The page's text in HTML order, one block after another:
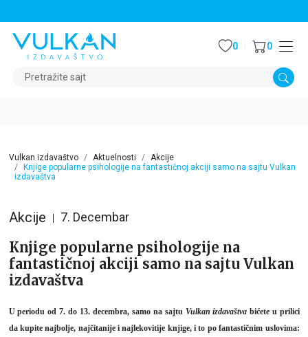
Pretražite sajt
0 0
Vulkan izdavaštvo Aktuelnosti
Akcije
Knjige popularne psihologije na fantastičnoj akciji samo na sajtu Vulkan
izdavaštva
Akcije 7. Decembar
Knjige popularne psihologije na
fantastičnoj akciji samo na sajtu Vulkan
izdavaštva
U periodu od 7. do 13. decembra, samo na sajtu Vulkan izdavaštvabićete u prilici
da kupite najbolje, najčitanije i najlekovitije knjige, i to po fantastičnim uslovima: